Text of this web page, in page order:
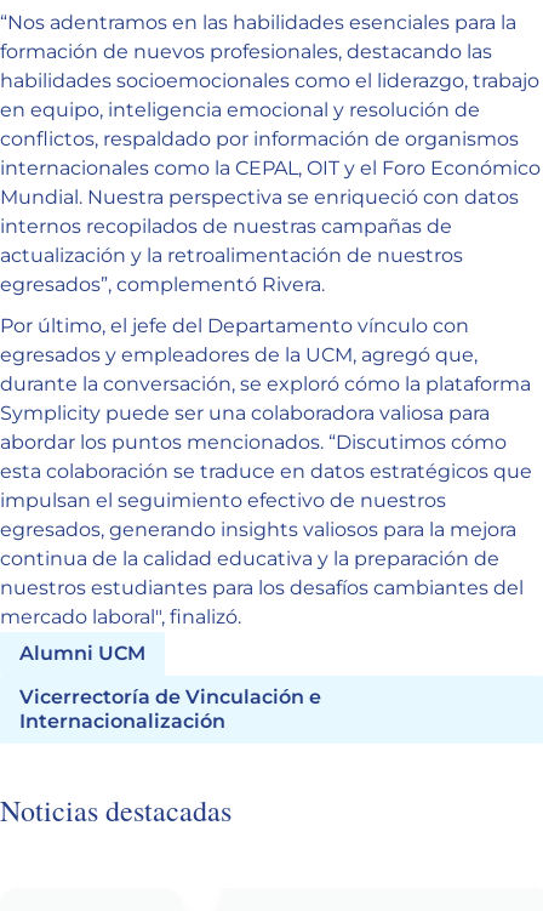
“Nos adentramos en las habilidades esenciales para la
formación de nuevos profesionales, destacando las
habilidades socioemocionales como el liderazgo, trabajo
en equipo, inteligencia emocional y resolución de
conflictos, respaldado por información de organismos
internacionales como la CEPAL, OIT y el Foro Económico
Mundial. Nuestra perspectiva se enriqueció con datos
internos recopilados de nuestras campañas de
actualización y la retroalimentación de nuestros
egresados”, complementó Rivera.
Por último, el jefe del Departamento vínculo con
egresados y empleadores de la UCM, agregó que,
durante la conversación, se exploró cómo la plataforma
Symplicity puede ser una colaboradora valiosa para
abordar los puntos mencionados. “Discutimos cómo
esta colaboración se traduce en datos estratégicos que
impulsan el seguimiento efectivo de nuestros
egresados, generando insights valiosos para la mejora
continua de la calidad educativa y la preparación de
nuestros estudiantes para los desafíos cambiantes del
mercado laboral", finalizó.
Alumni UCM
Vicerrectoría de Vinculación e
Internacionalización
Noticias destacadas